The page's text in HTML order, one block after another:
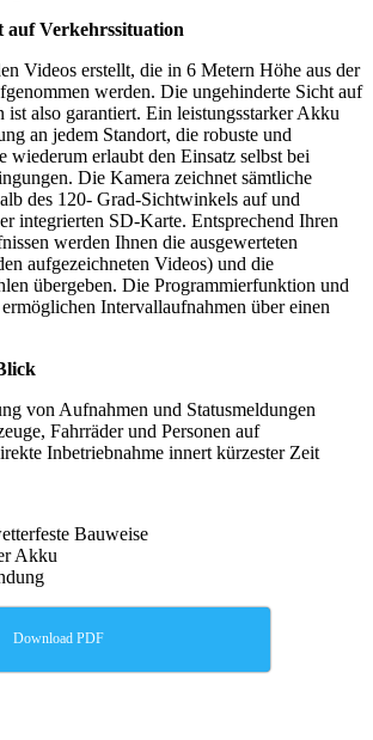
auf Verkehrssituation
Videos erstellt, die in 6 Metern Höhe aus der
werden. Die ungehinderte Sicht auf
ist also garantiert. Ein leistungsstarker Akku
an jedem Standort, die robuste und
wiederum erlaubt den Einsatz selbst bei
Die Kamera zeichnet sämtliche
des 120- Grad-Sichtwinkels auf und
integrierten SD-Karte. Entsprechend Ihren
werden Ihnen die ausgewerteten
aufgezeichneten Videos) und die
übergeben. Die Programmierfunktion und
Intervallaufnahmen über einen
von Aufnahmen und Statusmeldungen
Fahrräder und Personen auf
Inbetriebnahme innert kürzester Zeit
Bauweise
Akku
Download PDF